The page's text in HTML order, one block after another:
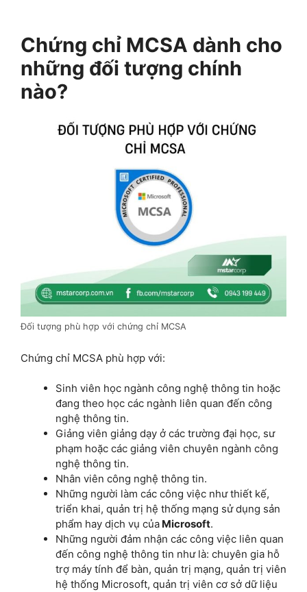
Chứng chỉ MCSA dành cho
những đối tượng chính
nào?
Đối tượng phù hợp với chứng chỉ MCSA
Chứng chỉ MCSA phù hợp với:
Sinh viên học ngành công nghệ thông tin hoặc
đang theo học các ngành liên quan đến công
nghệ thông tin.
Giảng viên giảng dạy ở các trường đại học, sư
phạm hoặc các giảng viên chuyên ngành công
nghệ thông tin.
Nhân viên công nghệ thông tin.
Những người làm các công việc như thiết kế,
triển khai, quản trị hệ thống mạng sử dụng sản
phẩm hay dịch vụ của Microsoft.
Những người đảm nhận các công việc liên quan
đến công nghệ thông tin như là: chuyên gia hỗ
trợ máy tính để bàn, quản trị mạng, quản trị viên
hệ thống Microsoft, quản trị viên cơ sở dữ liệu